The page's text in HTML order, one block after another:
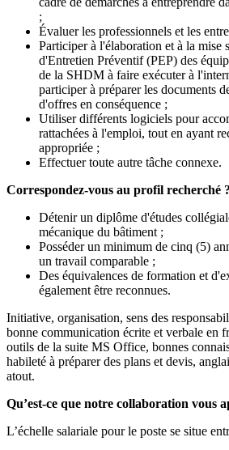
;
Évaluer les professionnels et les
Participer à l'élaboration et à la mise
d'Entretien Préventif (PEP) des
de la SHDM à faire exécuter à
participer à préparer les documents
d'offres en conséquence ;
Utiliser différents logiciels pour
rattachées à l'emploi, tout en ayant
appropriée ;
Effectuer toute autre tâche connexe.
Correspondez-vous au profil recherché ?
Détenir un diplôme d'études
mécanique du bâtiment ;
Posséder un minimum de cinq (5)
un travail comparable ;
Des équivalences de formation et
également être reconnues.
Initiative, organisation, sens des
bonne communication écrite et verbale en
outils de la suite MS Office, bonnes
habileté à préparer des plans et devis,
atout.
Qu’est-ce que notre collaboration vous
L’échelle salariale pour le poste se situe